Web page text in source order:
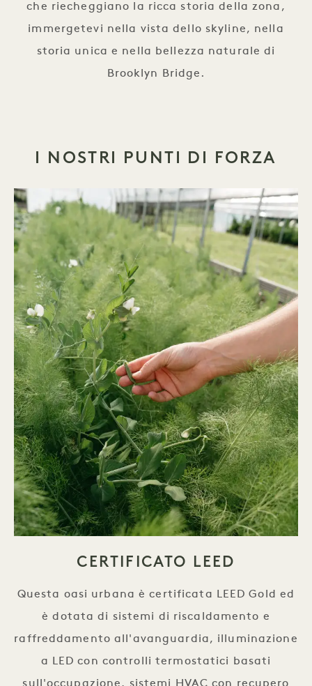
che riecheggiano la ricca storia della zona,
immergetevi nella vista dello skyline, nella
storia unica e nella bellezza naturale di
Brooklyn Bridge.
I NOSTRI PUNTI DI FORZA
CERTIFICATO LEED
Questa oasi urbana è certificata LEED Gold ed
è dotata di sistemi di riscaldamento e
raffreddamento all'avanguardia, illuminazione
a LED con controlli termostatici basati
sull'occupazione, sistemi HVAC con recupero